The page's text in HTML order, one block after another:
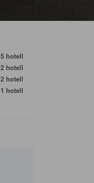
5 hotell
2 hotell
2 hotell
1 hotell